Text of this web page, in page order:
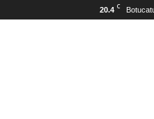
20.4 C